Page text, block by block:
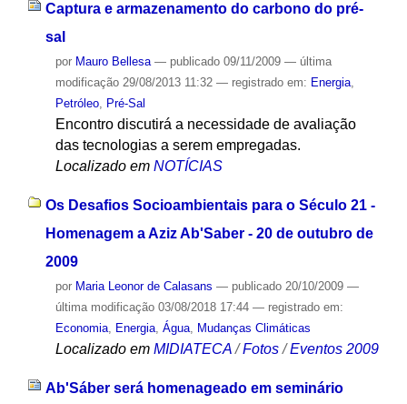
Captura e armazenamento do carbono do pré-
sal
por Mauro Bellesa — publicado09/11/2009 — última
modificação29/08/2013 11:32 — registrado em: Energia,
Petróleo, Pré-Sal
Encontro discutirá a necessidade de avaliação
das tecnologias a serem empregadas.
Localizado em NOTÍCIAS
Os Desafios Socioambientais para o Século 21 -
Homenagem a Aziz Ab'Saber - 20 de outubro de
2009
por Maria Leonor de Calasans — publicado20/10/2009 —
última modificação03/08/2018 17:44 — registrado em:
Economia, Energia, Água, Mudanças Climáticas
Localizado em MIDIATECA /Fotos /Eventos 2009
Ab'Sáber será homenageado em seminário